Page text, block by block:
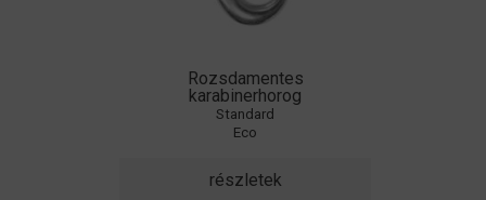
Rozsdamentes
karabinerhorog
Standard
Eco
részletek